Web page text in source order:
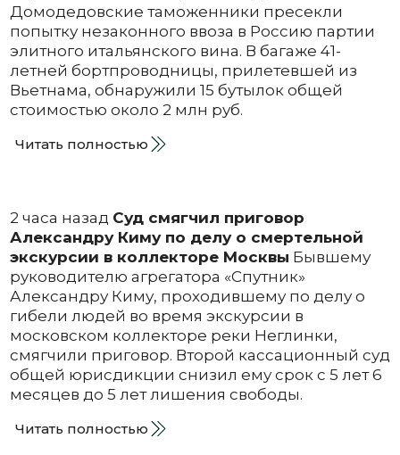
Домодедовские таможенники пресекли
попытку незаконного ввоза в Россию партии
элитного итальянского вина. В багаже 41-
летней бортпроводницы, прилетевшей из
Вьетнама, обнаружили 15 бутылок общей
стоимостью около 2 млн руб.
Читать полностью
2 часа назад Суд смягчил приговор
Александру Киму по делу о смертельной
экскурсии в коллекторе Москвы Бывшему
руководителю агрегатора «Спутник»
Александру Киму, проходившему по делу о
гибели людей во время экскурсии в
московском коллекторе реки Неглинки,
смягчили приговор. Второй кассационный суд
общей юрисдикции снизил ему срок с 5 лет 6
месяцев до 5 лет лишения свободы.
Читать полностью